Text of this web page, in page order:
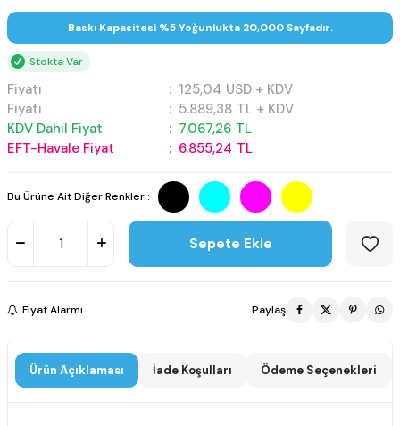
Baskı Kapasitesi %5 Yoğunlukta 20,000 Sayfadır.
Stokta Var
Fiyatı : 125,04 USD + KDV
Fiyatı
: 5.889,38 TL + KDV
KDV Dahil Fiyat
: 7.067,26 TL
EFT-Havale Fiyat
: 6.855,24 TL
Bu Ürüne Ait Diğer Renkler :
Sepete Ekle
Fiyat Alarmı Paylaş
Ürün Açıklaması İade Koşulları Ödeme Seçenekleri